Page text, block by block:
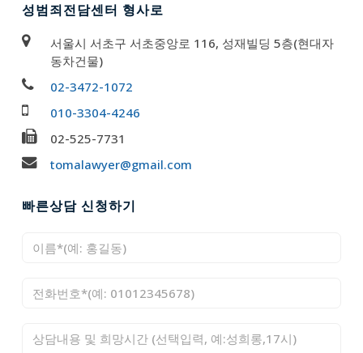
성범죄전담센터 형사로
서울시 서초구 서초중앙로 116, 성재빌딩 5층(현대자
동차건물)
02-3472-1072
010-3304-4246
02-525-7731
tomalawyer@gmail.com
빠른상담 신청하기